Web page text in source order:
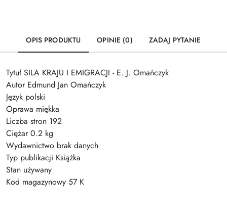
OPIS PRODUKTU OPINIE (0) ZADAJ PYTANIE
Tytuł SILA KRAJU I EMIGRACJI - E. J. Omańczyk
Autor Edmund Jan Omańczyk
Język polski
Oprawa miękka
Liczba stron 192
Ciężar 0.2 kg
Wydawnictwo brak danych
Typ publikacji Książka
Stan używany
Kod magazynowy 57 K